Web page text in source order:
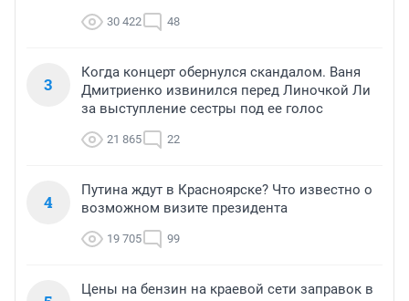
30 422 48
3
Когда концерт обернулся скандалом. Ваня
Дмитриенко извинился перед Линочкой Ли
за выступление сестры под ее голос
21 865 22
4
Путина ждут в Красноярске? Что известно о
возможном визите президента
19 705 99
Цены на бензин на краевой сети заправок в